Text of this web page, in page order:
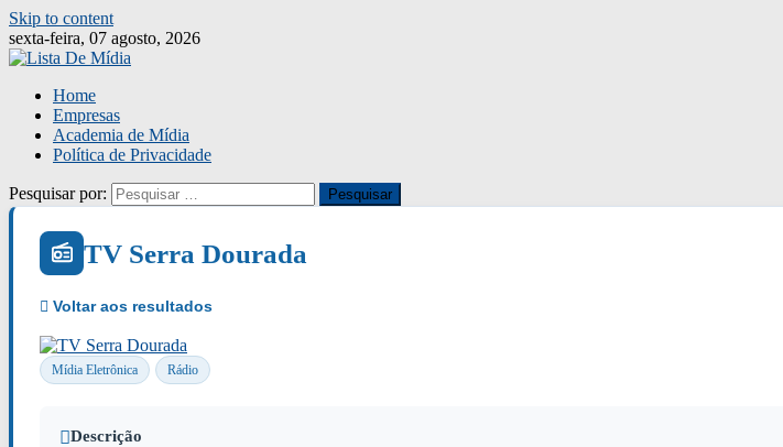
Skip to content
sexta-feira, 07 agosto, 2026
Home
Empresas
Academia de Mídia
Política de Privacidade
Pesquisar por:
TV Serra Dourada
Mídia Eletrônica Rádio
Descrição